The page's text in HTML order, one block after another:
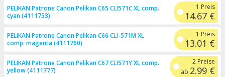
PELIKAN Patrone Canon Pelikan C65 CLI571C XL comp.
cyan (4111753)
1 Preis
14.67 €
PELIKAN Patrone Canon Pelikan C66 CLI-571M XL
comp. magenta (4111760)
1 Preis
13.01 €
PELIKAN Patrone Canon Pelikan C67 CLI571Y XL comp.
yellow (4111777)
2 Preise
ab 2.99 €